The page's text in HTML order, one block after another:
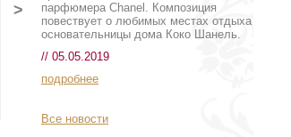
Мужские
Вид:Туалетная
>
парфюмера Chanel. Композиция
повествует о любимых местах отдыха
основательницы дома Коко Шанель.
// 05.05.2019
подробнее
Все новости